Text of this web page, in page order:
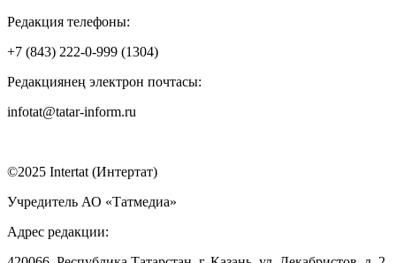
Редакция телефоны:
+7 (843) 222-0-999 (1304)
Редакциянең электрон почтасы:
infotat@tatar-inform.ru
©2025 Intertat (Интертат)
Учредитель АО «Татмедиа»
Адрес редакции: